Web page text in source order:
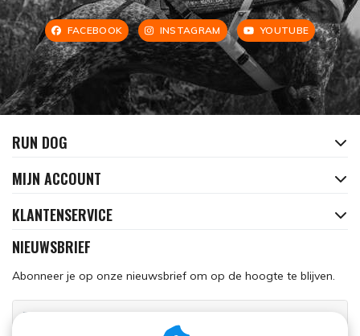
FACEBOOK INSTAGRAM YOUTUBE
RUN DOG
MIJN ACCOUNT
KLANTENSERVICE
NIEUWSBRIEF
Abonneer je op onze nieuwsbrief om op de hoogte te blijven.